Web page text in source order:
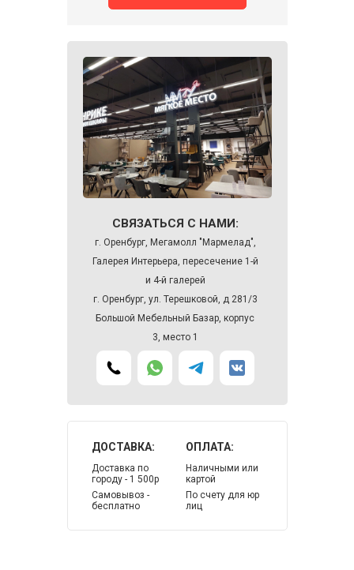
СВЯЗАТЬСЯ С НАМИ:
г. Оренбург, Мегамолл "Мармелад",
Галерея Интерьера, пересечение 1-й
и 4-й галерей
г. Оренбург, ул. Терешковой, д 281/3
Большой Мебельный Базар, корпус
3, место 1
ДОСТАВКА:
Доставка по
городу - 1 500р
Самовывоз -
бесплатно
ОПЛАТА:
Наличными или
картой
По счету для юр
лиц